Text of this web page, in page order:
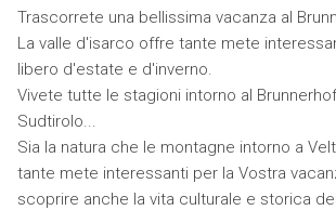
Trascorrete una bellissima vacanza al
La valle d'isarco offre tante mete
libero d'estate e d'inverno.
Vivete tutte le stagioni intorno al
Sudtirolo...
Sia la natura che le montagne intorno a
tante mete interessanti per la Vostra
scoprire anche la vita culturale e storica